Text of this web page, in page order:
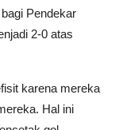
Pendekar
2-0 atas
karena mereka
Hal ini